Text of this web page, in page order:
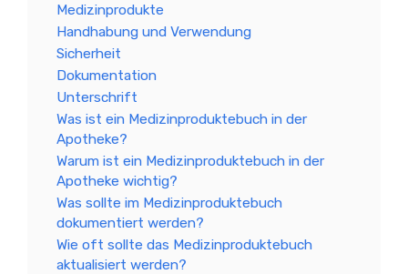
Medizinprodukte
Handhabung und Verwendung
Sicherheit
Dokumentation
Unterschrift
Was ist ein Medizinproduktebuch in der
Apotheke?
Warum ist ein Medizinproduktebuch in der
Apotheke wichtig?
Was sollte im Medizinproduktebuch
dokumentiert werden?
Wie oft sollte das Medizinproduktebuch
aktualisiert werden?